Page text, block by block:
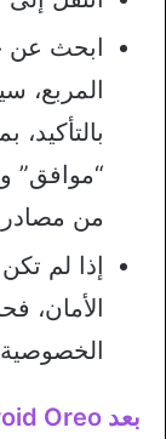
ابحث عن
المربع،
من
إذا لم
الأمان،
الخصوصية
بعد Android Oreo: